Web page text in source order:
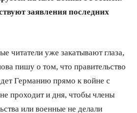
заявления последних
читатели уже закатывают глаза,
пишу о том, что правительство
Германию прямо к войне с
проходит и дня, чтобы члены
или военные не делали